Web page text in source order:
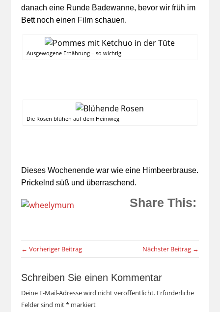
danach eine Runde Badewanne, bevor wir früh im
Bett noch einen Film schauen.
Ausgewogene Ernährung – so wichtig
Die Rosen blühen auf dem Heimweg
Dieses Wochenende war wie eine Himbeerbrause.
Prickelnd süß und überraschend.
Share This:
← Vorheriger Beitrag Nächster Beitrag →
Schreiben Sie einen Kommentar
Deine E-Mail-Adresse wird nicht veröffentlicht. Erforderliche
Felder sind mit*markiert